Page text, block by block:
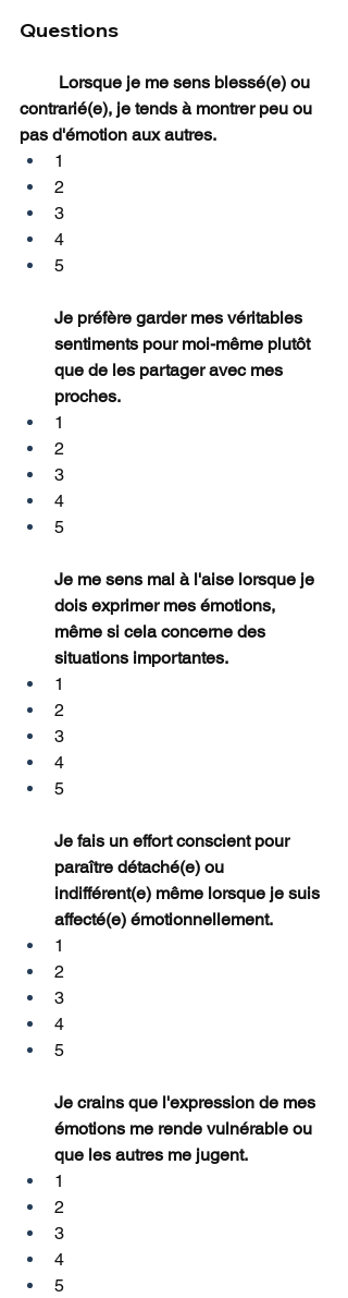
Questions
contrarié(e), je tends à montrer peu ou
pas d'émotion aux autres.
1
2
3
4
5
Je préfère garder mes véritables
sentiments pour moi-même plutôt
que de les partager avec mes
proches.
1
2
3
4
5
Je me sens mal à l'aise lorsque je
dois exprimer mes émotions,
même si cela concerne des
situations importantes.
1
2
3
4
5
Je fais un effort conscient pour
paraître détaché(e) ou
indifférent(e) même lorsque je suis
affecté(e) émotionnellement.
1
2
3
4
5
Je crains que l'expression de mes
émotions me rende vulnérable ou
que les autres me jugent.
1
2
3
4
5